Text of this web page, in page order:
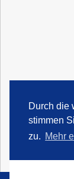
Durch die
stimmen
zu. Mehr